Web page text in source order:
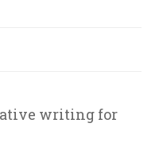
writing for